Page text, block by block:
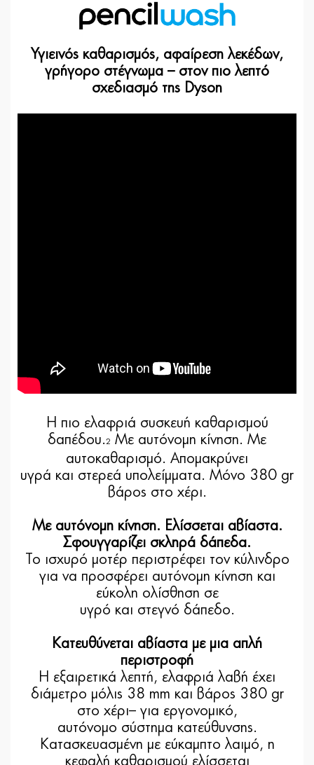
Υγιεινός καθαρισμός, αφαίρεση λεκέδων,
γρήγορο στέγνωμα – στον πιο λεπτό
σχεδιασμό της Dyson
Η πιο ελαφριά συσκευή καθαρισμού
δαπέδου.2
Με αυτόνομη κίνηση. Με
αυτοκαθαρισμό. Απομακρύνει
υγρά και στερεά υπολείμματα. Μόνο 380 gr
βάρος στο χέρι.
Με αυτόνομη κίνηση. Ελίσσεται αβίαστα.
Σφουγγαρίζει σκληρά δάπεδα.
Το ισχυρό μοτέρ περιστρέφει τον κύλινδρο
για να προσφέρει αυτόνομη κίνηση και
εύκολη ολίσθηση σε
υγρό και στεγνό δάπεδο.
Κατευθύνεται αβίαστα με μια απλή
περιστροφή
Η εξαιρετικά λεπτή, ελαφριά λαβή έχει
διάμετρο μόλις 38 mm και βάρος 380 gr
στο χέρι– για εργονομικό,
αυτόνομο σύστημα κατεύθυνσης.
Κατασκευασμένη με εύκαμπτο λαιμό, η
κεφαλή καθαρισμού ελίσσεται